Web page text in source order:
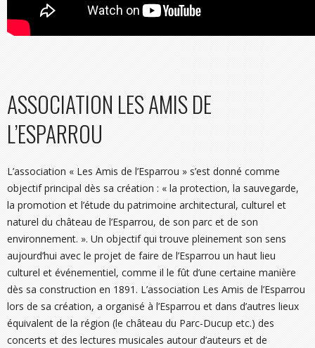
ASSOCIATION LES AMIS DE
L’ESPARROU
L’association « Les Amis de l’Esparrou » s’est donné comme
objectif principal dès sa création : « la protection, la sauvegarde,
la promotion et l’étude du patrimoine architectural, culturel et
naturel du château de l’Esparrou, de son parc et de son
environnement. ». Un objectif qui trouve pleinement son sens
aujourd’hui avec le projet de faire de l’Esparrou un haut lieu
culturel et événementiel, comme il le fût d’une certaine manière
dès sa construction en 1891. L’association Les Amis de l’Esparrou
lors de sa création, a organisé à l’Esparrou et dans d’autres lieux
équivalent de la région (le château du Parc-Ducup etc.) des
concerts et des lectures musicales autour d’auteurs et de